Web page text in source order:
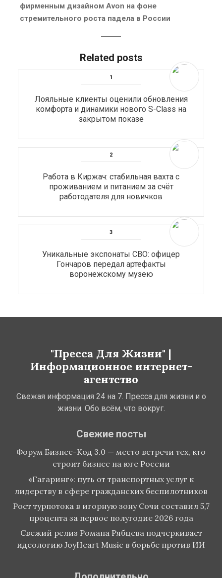
post:
фирменным дизайном Avon на фоне
стремительного роста падела в России
Related posts
Лояльные клиенты оценили обновления
комфорта и динамики нового S-Class на
закрытом показе
Работа в Киржач: стабильная вахта с
проживанием и питанием за счёт
работодателя для новичков
Уникальные экспонаты СВО: офицер
Гончаров передал артефакты
воронежскому музею
"Пресса Для Жизни" |
Информационное интернет-
агентство
Свежая информация 24 на 7. Пресса для жизни и о
жизни. Обо всём, что вокруг.
Свежие посты
Форум Бизнес-Код 3.0 — место встречи тех, кто
строит бизнес на юге России
«Гагаринг»: путь от транспортных услуг к
лидерству в сфере гражданских беспилотников
Рост турпотока в игорную зону Сочи составил 5,7
процента за первое полугодие 2026 года
Свежий релиз Романа Рябцева подчеркивает
идеологию JoyHeart Music в борьбе против ИИ